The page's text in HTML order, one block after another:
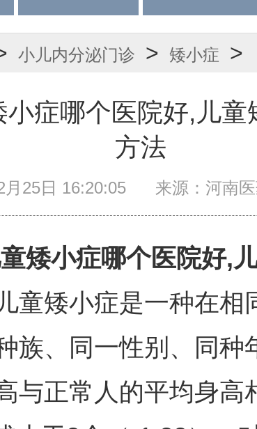
小儿内分泌门诊 > 矮小症 >
小症哪个医院好,儿童
方法
月25日 16:20:05 来源：河南
矮小症哪个医院好,
童矮小症是一种在相
族、同一性别、同种
与正常人的平均身高